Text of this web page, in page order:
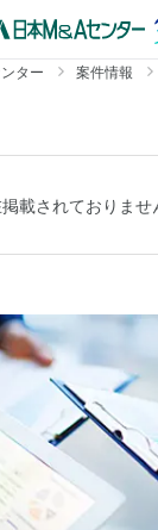
ター 案件情報
載されておりませ